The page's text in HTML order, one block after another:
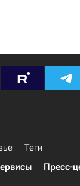
Теги
Пресс-